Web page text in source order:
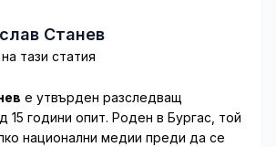
Станев
тази статия
е утвърден разследващ
15 години опит. Роден в Бургас, той
национални медии преди да се